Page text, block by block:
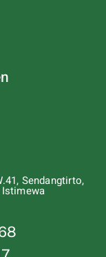
Sendangtirto,
Istimewa